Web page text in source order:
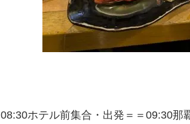
08:30ホテル前集合・出発＝＝09:30那